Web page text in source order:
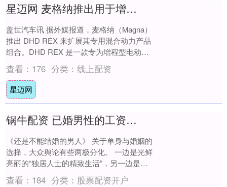
星迈网 麦格纳推出用于增程型电动汽车的DHD REX混合动力驱动系统
盖世汽车讯 据外媒报道，麦格纳（Magna）
推出 DHD REX 来扩展其专用混合动力产品
组合。DHD REX 是一款专为增程型电动汽
车（REEV）设计的混合动....
查看： 176 分类： 线上配资
星迈网
锅牛配资 已婚男性的工资为什么比未婚男性高？
《还是不能结婚的男人》 关于单身与婚姻的
选择，大众舆论有些两极分化。 一边是光鲜
亮丽的“独居人士的精致生活”，另一边是触
目惊心的“独居老人孤独死”；一边是“单身....
查看： 184 分类： 股票配资开户